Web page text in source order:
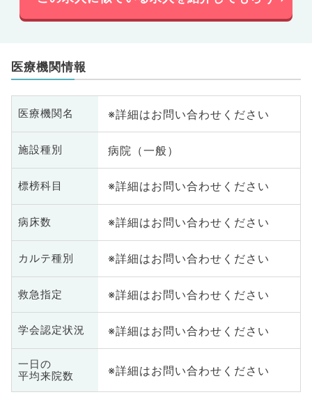
医療機関情報
医療機関名 ※詳細はお問い合わせください
施設種別 病院（一般）
標榜科目 ※詳細はお問い合わせください
病床数 ※詳細はお問い合わせください
カルテ種別 ※詳細はお問い合わせください
救急指定 ※詳細はお問い合わせください
学会認定状況 ※詳細はお問い合わせください
一日の
平均来院数
※詳細はお問い合わせください